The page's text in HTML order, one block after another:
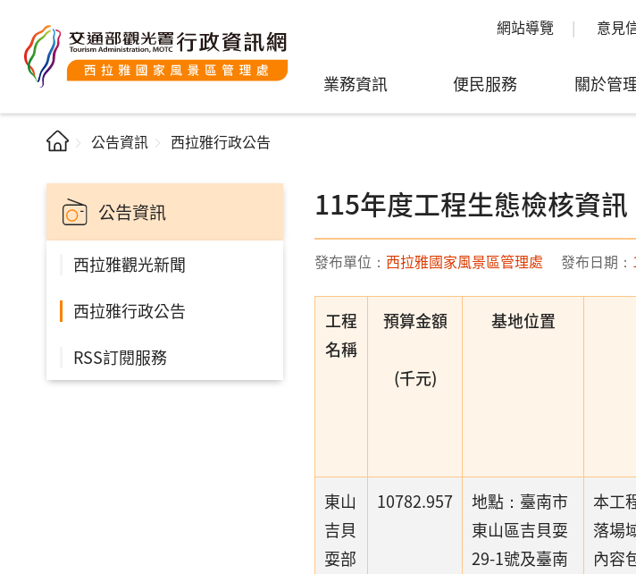
網站導覽 意見
業務資訊 便民服務 關於管
公告資訊 西拉雅行政公告
公告資訊
西拉雅觀光新聞
西拉雅行政公告
RSS訂閱服務
115年度工程生態檢核資訊
發布單位： 西拉雅國家風景區管理處 發布日期：
工程
名稱
預算金額
(千元)
基地位置
東山
吉貝
耍部
10782.957
地點：臺南市
東山區吉貝耍
29-1號及臺南
本工
落場
內容